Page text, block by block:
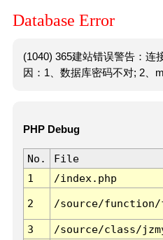
Database Error
(1040) 365建站错误警告：连
因：1、数据库密码不对; 2、
PHP Debug
No. File
1
/index.php
2 /source/function/
3 /source/class/